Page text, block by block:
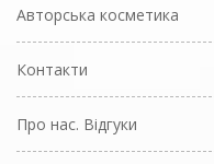
Авторська косметика
Контакти
Про нас. Відгуки